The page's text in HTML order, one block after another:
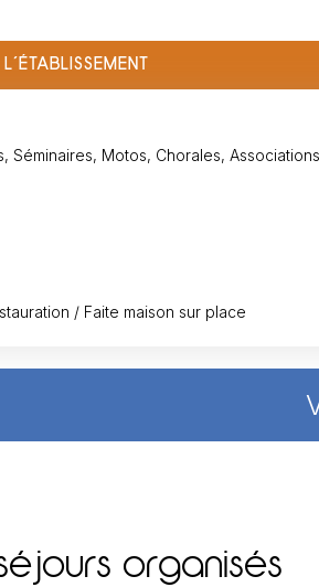
Séminaires, Motos, Chorales,
/ Faite maison sur place
organisés